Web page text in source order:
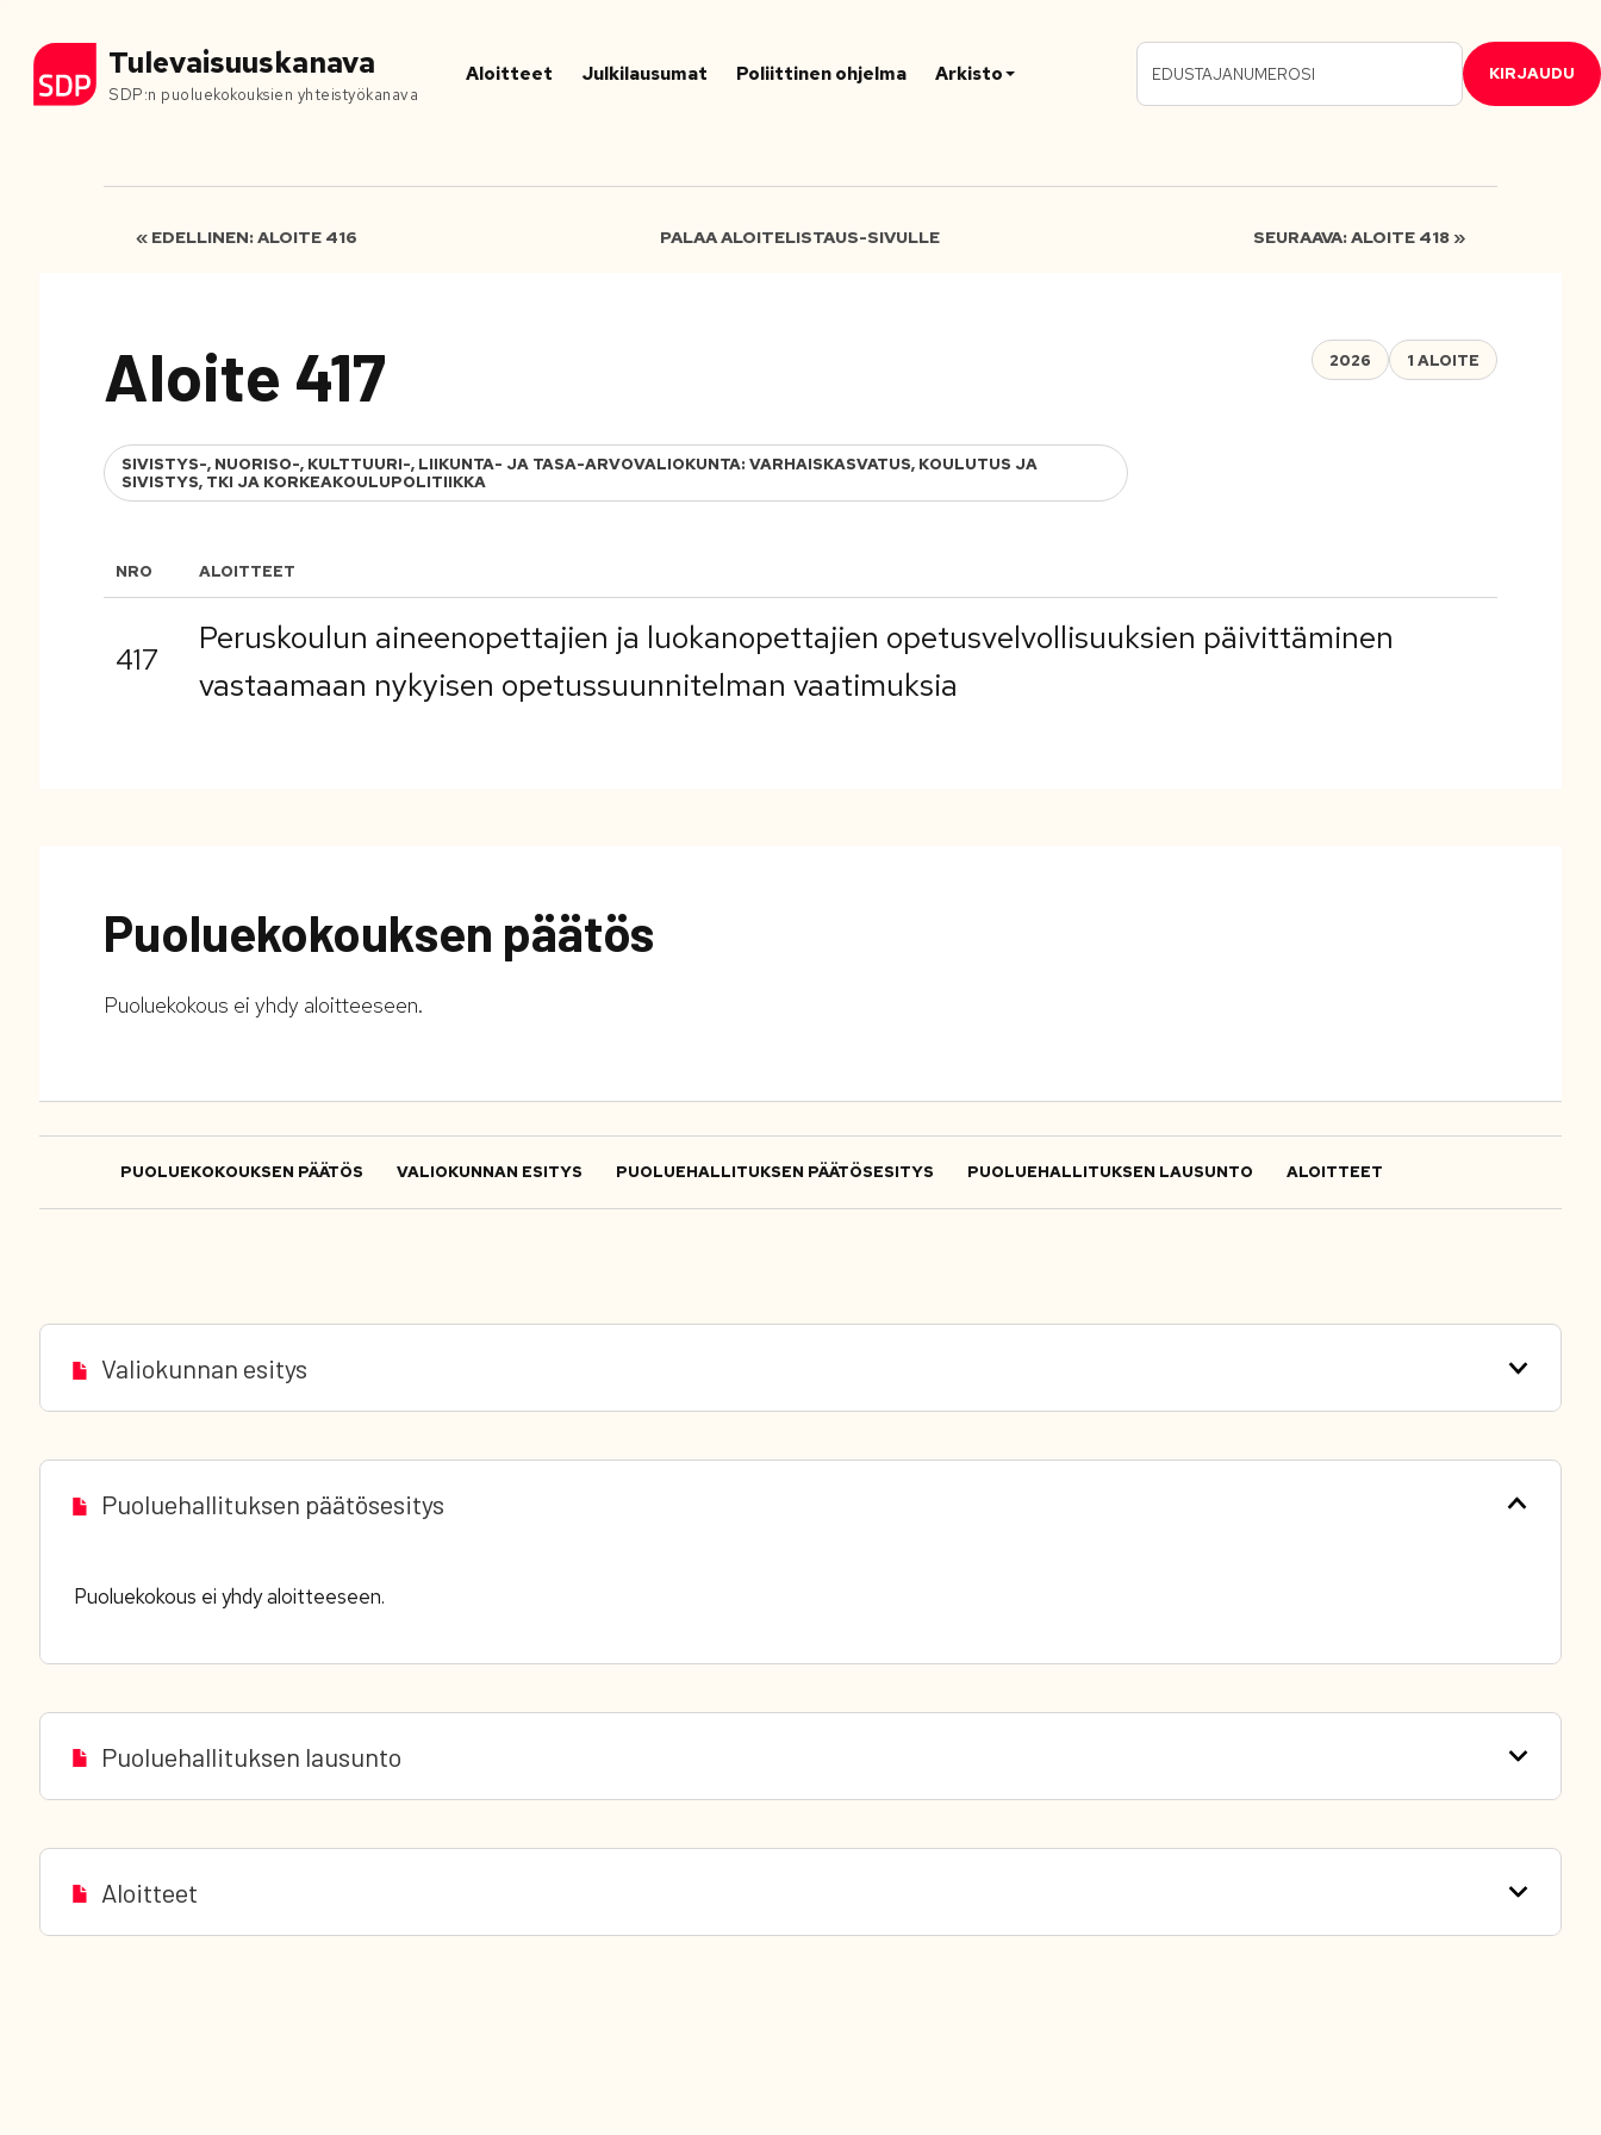
Tulevaisuuskanava
SDP:n puoluekokouksien yhteistyökanava
Aloitteet Julkilausumat Poliittinen ohjelma Arkisto KIRJAUDU
« EDELLINEN: ALOITE 416 PALAA ALOITELISTAUS-SIVULLE SEURAAVA: ALOITE 418 »
Aloite 417
SIVISTYS-, NUORISO-, KULTTUURI-, LIIKUNTA- JA TASA-ARVOVALIOKUNTA: VARHAISKASVATUS, KOULUTUS JA
SIVISTYS, TKI JA KORKEAKOULUPOLITIIKKA
2026 1 ALOITE
NRO ALOITTEET
417
Peruskoulun aineenopettajien ja luokanopettajien opetusvelvollisuuksien päivittäminen
vastaamaan nykyisen opetussuunnitelman vaatimuksia
Puoluekokouksen päätös
Puoluekokous ei yhdy aloitteeseen.
PUOLUEKOKOUKSEN PÄÄTÖS VALIOKUNNAN ESITYS PUOLUEHALLITUKSEN PÄÄTÖSESITYS PUOLUEHALLITUKSEN LAUSUNTO ALOITTEET
Valiokunnan esitys
Puoluehallituksen päätösesitys
Puoluekokous ei yhdy aloitteeseen.
Puoluehallituksen lausunto
Aloitteet